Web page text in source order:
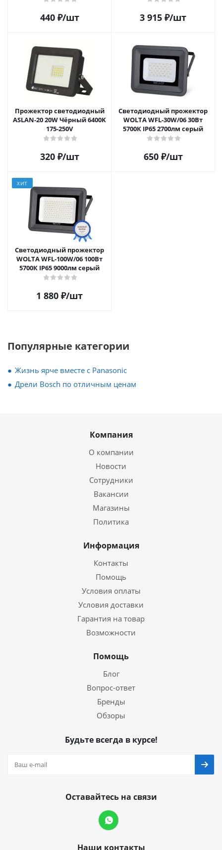
440₽/шт 3 915 ₽/шт
Прожектор светодиодный
ASLAN-20 20W Чёрный 6400K
175-250V
320₽/шт
Светодиодный прожектор
WOLTA WFL-30W/06 30Вт
5700К IP65 2700лм серый
650₽/шт
ХИТ
Светодиодный прожектор
WOLTA WFL-100W/06 100Вт
5700К IP65 9000лм серый
1 880 ₽/шт
Популярные категории
Жизнь ярче вместе с Panasonic
Дрели Bosch по отличным ценам
Компания
О компании
Новости
Сотрудники
Вакансии
Магазины
Политика
Информация
Контакты
Помощь
Условия оплаты
Условия доставки
Гарантия на товар
Возможности
Помощь
Блог
Вопрос-ответ
Бренды
Обзоры
Будьте всегда в курсе!
Оставайтесь на связи
Наши контакты